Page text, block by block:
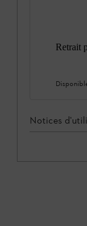
Retrait
Notices